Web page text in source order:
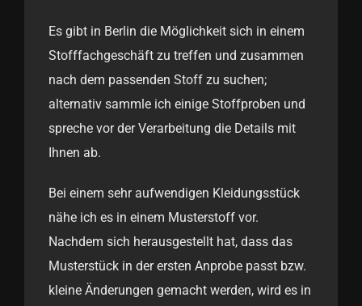
Es gibt in Berlin die Möglichkeit sich in einem
Stofffachgeschäft zu treffen und zusammen
nach dem passenden Stoff zu suchen;
alternativ sammle ich einige Stoffproben und
spreche vor der Verarbeitung die Details mit
Ihnen ab.
Bei einem sehr aufwendigen Kleidungsstück
nähe ich es in einem Musterstoff vor.
Nachdem sich herausgestellt hat, dass das
Musterstück in der ersten Anprobe passt bzw.
kleine Änderungen gemacht werden, wird es in